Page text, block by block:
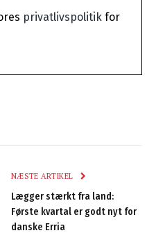
privatlivspolitik for
NÆSTE ARTIKEL
Lægger stærkt fra land:
Første kvartal er godt nyt for
danske Erria